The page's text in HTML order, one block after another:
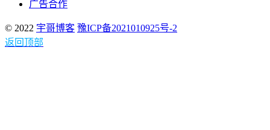
广告合作
© 2022 宇哥博客 豫ICP备2021010925号-2
返回顶部